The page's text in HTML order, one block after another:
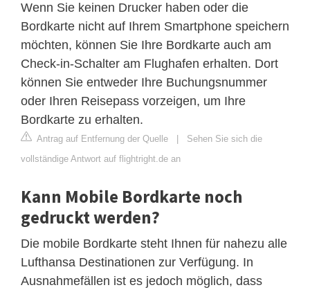
Wenn Sie keinen Drucker haben oder die
Bordkarte nicht auf Ihrem Smartphone speichern
möchten, können Sie Ihre Bordkarte auch am
Check-in-Schalter am Flughafen erhalten. Dort
können Sie entweder Ihre Buchungsnummer
oder Ihren Reisepass vorzeigen, um Ihre
Bordkarte zu erhalten.
Antrag auf Entfernung der Quelle
Sehen Sie sich die
vollständige Antwort auf flightright.de an
Kann Mobile Bordkarte noch
gedruckt werden?
Die mobile Bordkarte steht Ihnen für nahezu alle
Lufthansa Destinationen zur Verfügung. In
Ausnahmefällen ist es jedoch möglich, dass